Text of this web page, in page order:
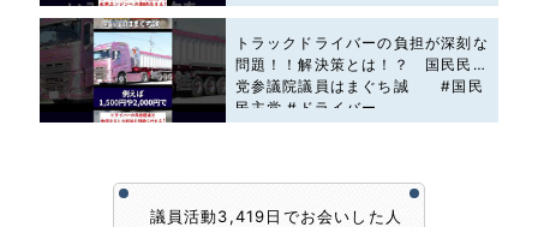
トラックドライバーの負担が深刻な
問題！！解決策とは！？ 国民民主
党参議院議員はまぐち誠 #国民
民主党 #ドライバー
議員活動3,419日でお会いした人